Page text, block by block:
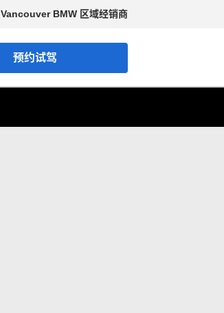
Vancouver BMW 区域经销商
预约试驾